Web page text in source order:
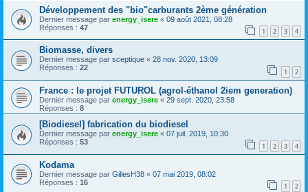
Développement des "bio"carburants 2ème génération
Dernier message par energy_isere « 09 août 2021, 08:28
Réponses : 47 1 2 3 4
Biomasse, divers
Dernier message par sceptique « 28 nov. 2020, 13:09
Réponses : 22 1 2
France : le projet FUTUROL (agrol-éthanol 2iem generation)
Dernier message par energy_isere « 29 sept. 2020, 23:58
Réponses : 8
[Biodiesel] fabrication du biodiesel
Dernier message par energy_isere « 07 juil. 2019, 10:30
Réponses : 53 1 2 3 4
Kodama
Dernier message par GillesH38 « 07 mai 2019, 08:02
Réponses : 16 1 2